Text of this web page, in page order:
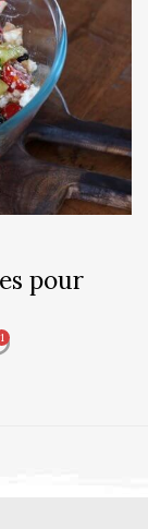
pour
1